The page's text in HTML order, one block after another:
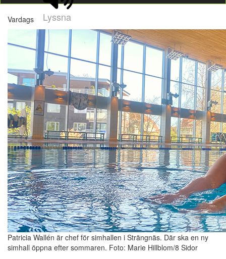
Lyssna
Vardags
Patricia Wallén är chef för simhallen i Strängnäs. Där ska en ny
simhall öppna efter sommaren. Foto: Marie Hillblom/8 Sidor